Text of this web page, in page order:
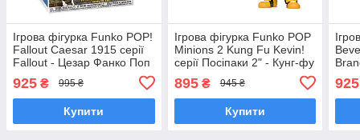
Ігрова фігурка Funko POP!
Fallout Caesar 1915 серії
Fallout - Цезар Фанко Поп
925 ₴ 995 ₴
Купити
Ігрова фігурка Funko POP
Minions 2 Kung Fu Kevin!
cерії Посіпаки 2" - Кунг-фу
895₴ 945 ₴
Купити
925